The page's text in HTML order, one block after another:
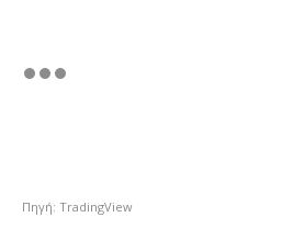
Πηγή: TradingView